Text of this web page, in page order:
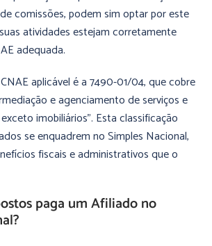
comissões, podem sim optar por este
atividades estejam corretamente
adequada.
aplicável é a 7490-01/04, que cobre
e agenciamento de serviços e
imobiliários”. Esta classificação
se enquadrem no Simples Nacional,
fiscais e administrativos que o
paga um Afiliado no